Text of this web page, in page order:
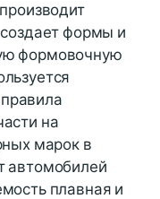
формы и
формовочную
на
марок в
автомобилей
плавная и